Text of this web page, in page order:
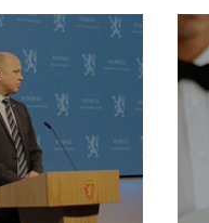
Arbeidstilsynet